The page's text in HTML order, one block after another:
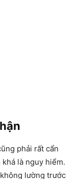
phải rất cẩn
là nguy hiểm.
lường trước